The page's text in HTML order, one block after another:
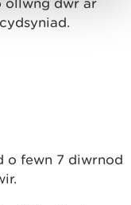
ollwng dŵr ar
o fewn 7 diwrnod